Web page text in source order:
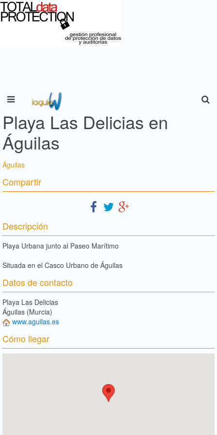
Playa Las Delicias en
Águilas
Águilas
Compartir
Descripción
Playa Urbana junto al Paseo Marítimo
Situada en el Casco Urbano de Águilas
Datos de contacto
Playa Las Delicias
Águilas (Murcia)
www.aguilas.es
Cómo llegar